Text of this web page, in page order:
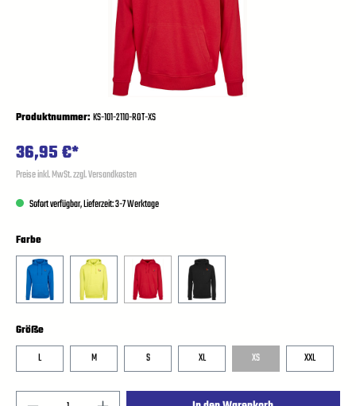
Produktnummer: KS-101-2110-ROT-XS
36,95 €*
Preise inkl. MwSt. zzgl. Versandkosten
Sofort verfügbar, Lieferzeit: 3-7 Werktage
Farbe
Größe
L
M S XL XS XXL